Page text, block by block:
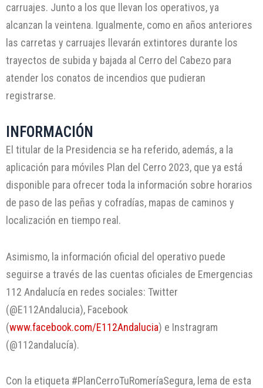
carruajes. Junto a los que llevan los operativos, ya
alcanzan la veintena. Igualmente, como en años anteriores
las carretas y carruajes llevarán extintores durante los
trayectos de subida y bajada al Cerro del Cabezo para
atender los conatos de incendios que pudieran
registrarse.
INFORMACIÓN
El titular de la Presidencia se ha referido, además, a la
aplicación para móviles Plan del Cerro 2023, que ya está
disponible para ofrecer toda la información sobre horarios
de paso de las peñas y cofradías, mapas de caminos y
localización en tiempo real.
Asimismo, la información oficial del operativo puede
seguirse a través de las cuentas oficiales de Emergencias
112 Andalucía en redes sociales: Twitter
(@E112Andalucia), Facebook
(www.facebook.com/E112Andalucia) e Instragram
(@112andalucía).
Con la etiqueta #PlanCerroTuRomeríaSegura, lema de esta